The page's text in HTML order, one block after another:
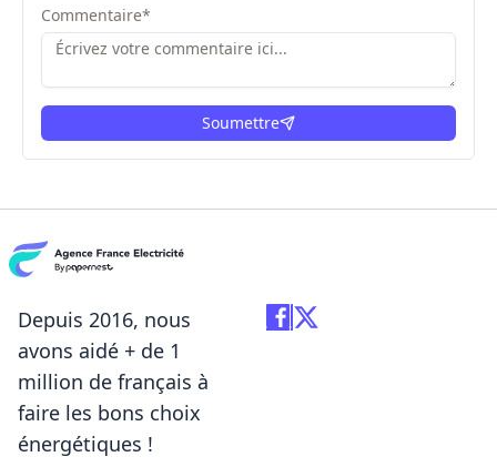
Commentaire*
Soumettre
Depuis 2016, nous
avons aidé + de 1
million de français à
faire les bons choix
énergétiques !